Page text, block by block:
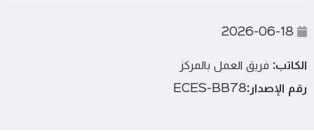
الكاتب: فريق العمل بالمركز
رقم الإصدار:ECES-BB78